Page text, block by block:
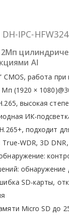
IPC-
2Мп
AI
CMOS, работа
(1920 ×
высокая
ИК-
подходит
WDR, 3D
обнаружение
SD-карты,
Micro SD до